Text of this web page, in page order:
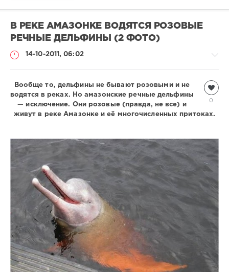
В РЕКЕ АМАЗОНКЕ ВОДЯТСЯ РОЗОВЫЕ
РЕЧНЫЕ ДЕЛЬФИНЫ (2 ФОТО)
14-10-2011, 06:02
Подводный
мир
2
0
Вообще то, дельфины не бывают розовыми и не
водятся в реках. Но амазонские речные дельфины
— исключение. Они розовые (правда, не все) и
живут в реке Амазонке и её многочисленных притоках.